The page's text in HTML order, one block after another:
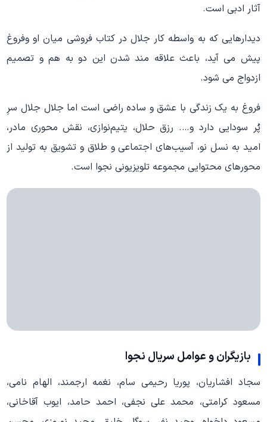
آثار ادبی است.
دیدارهایی که به واسطه کار جلال در کتاب فروشی میان او وفروغ
پیش می آید، باعث علاقه مند شدن این دو به هم و تصمیم
ازدواج می شود.
فروغ به یک زندگی با عشق و ساده راضی است اما جلال جلال سرِ
پُر سودایی دارد و…. رزق حلال، یتیم‌نوازی، نقش محوری مادر،
امید به نسل نو، آسیب‌های اجتماعی و طلاق و تشویق به تولید از
محورهای محتوایی مجموعه تلویزیونی نجوا است.
بازیگران و عوامل سریال نجوا
سجاد افشاریان، پوریا رحیمی سام، نغمه ارجمند، الهام نامی،
مسعود کرامتی، محمد علی نجفی، احمد حامد، ایوب آقاخانی،